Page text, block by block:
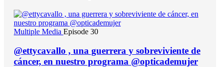
Multiple Media Episode 30
@ettycavallo , una guerrera y sobreviviente de
cáncer, en nuestro programa @opticademujer